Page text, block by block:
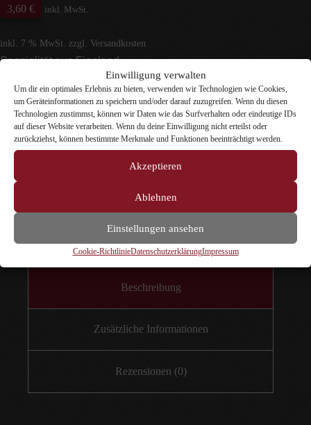
Einwilligung verwalten
Um dir ein optimales Erlebnis zu bieten, verwenden wir Technologien wie Cookies,
um Geräteinformationen zu speichern und/oder darauf zuzugreifen. Wenn du diesen
Technologien zustimmst, können wir Daten wie das Surfverhalten oder eindeutige IDs
auf dieser Website verarbeiten. Wenn du deine Einwilligung nicht erteilst oder
zurückziehst, können bestimmte Merkmale und Funktionen beeinträchtigt werden.
Akzeptieren
Ablehnen
Einstellungen ansehen
Cookie-RichtlinieDatenschutzerklärungImpressum
3,60 € inkl. MwSt.
inkl. 7 % MwSt. zzgl. Versandkosten
Spezialität aus Finnland
Unsere Lakritz Mango Stücke sind saftige Lakritzstücke
aus Finnland umhüllt von einem Überzug mit
fruchtigem Erdbeergeschmack.
Inhalt
Zurücksetzen
5 vorrätig
Lakritzstücke
Erdbeer
In den Warenkorb
Gemischtes Lakritz
Beschreibung
Zusätzliche Informationen
Rezensionen (0)